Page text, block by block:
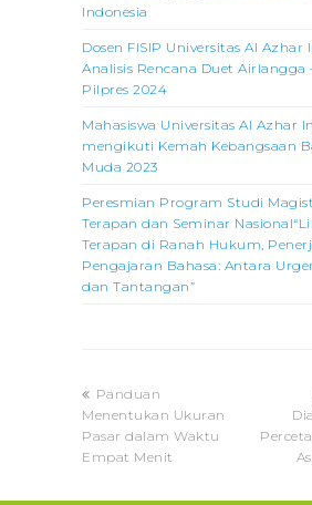
Indonesia
Dosen FISIP Universitas Al Azhar
Analisis Rencana Duet Airlangga
Pilpres 2024
Mahasiswa Universitas Al Azhar
mengikuti Kemah Kebangsaan
Muda 2023
Peresmian Program Studi
Terapan dan Seminar
Terapan di Ranah Hukum,
Pengajaran Bahasa: Antara
dan Tantangan”
previous
post:
Panduan
Menentukan Ukuran
Pasar dalam Waktu
Empat Menit